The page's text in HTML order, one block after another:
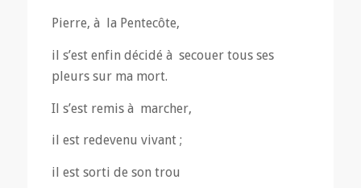
Pierre, à la Pentecôte,
il s’est enfin décidé à secouer tous ses
pleurs sur ma mort.
Il s’est remis à marcher,
il est redevenu vivant ;
il est sorti de son trou